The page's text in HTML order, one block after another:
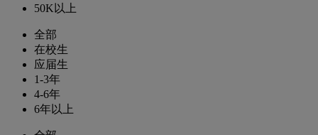
50K以上
全部
在校生
应届生
1-3年
4-6年
6年以上